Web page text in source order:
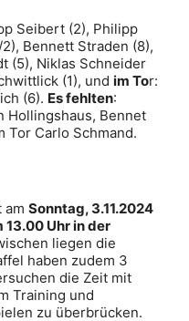
Seibert (2), Philipp
Bennett Straden (8),
(5), Niklas Schneider
(1), und im Tor:
(6). Es fehlten:
Hollingshaus, Bennet
Tor Carlo Schmand.
am Sonntag, 3.11.2024
13.00 Uhr in der
liegen die
haben zudem 3
die Zeit mit
Training und
zu überbrücken.